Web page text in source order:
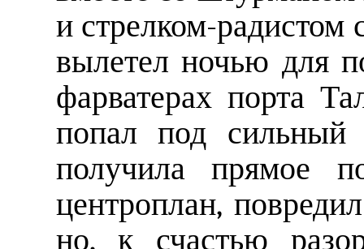
и стрелком-
вылетел ночью для
фарватерах порта
попал под
получила прямое
центроплан,
но, к счастью